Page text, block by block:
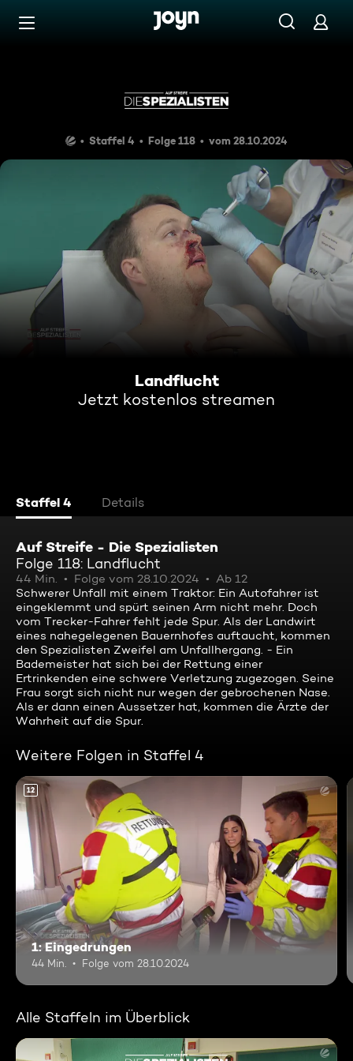
Zum Inhalt springen
Staffel 4 Folge 118 vom 28.10.2024
Landflucht
Jetzt kostenlos streamen
Staffel 4 Details
Auf Streife - Die Spezialisten
Folge 118: Landflucht
44 Min. Folge vom 28.10.2024
Ab 12
Schwerer Unfall mit einem Traktor: Ein Autofahrer ist
eingeklemmt und spürt seinen Arm nicht mehr. Doch
vom Trecker-Fahrer fehlt jede Spur. Als der Landwirt
eines nahegelegenen Bauernhofes auftaucht, kommen
den Spezialisten Zweifel am Unfallhergang. - Ein
Bademeister hat sich bei der Rettung einer
Ertrinkenden eine schwere Verletzung zugezogen. Seine
Frau sorgt sich nicht nur wegen der gebrochenen Nase.
Als er dann einen Aussetzer hat, kommen die Ärzte der
Wahrheit auf die Spur.
Weitere Folgen in Staffel 4
12
1: Eingedrungen
44 Min. Folge vom 28.10.2024
Alle Staffeln im Überblick